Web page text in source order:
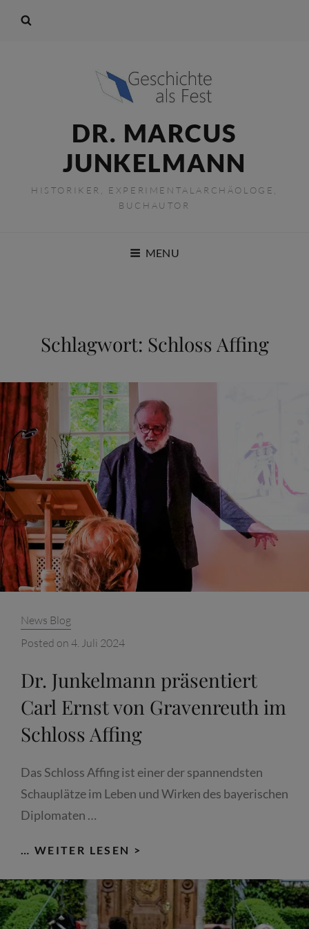
DR. MARCUS
JUNKELMANN
HISTORIKER, EXPERIMENTALARCHÄOLOGE,
BUCHAUTOR
MENU
Schlagwort: Schloss Affing
Categories:
News Blog
Posted on 4. Juli 2024
Dr. Junkelmann präsentiert
Carl Ernst von Gravenreuth im
Schloss Affing
Das Schloss Affing ist einer der spannendsten
Schauplätze im Leben und Wirken des bayerischen
Diplomaten …
… WEITER LESEN >
PRÄSENTIERT
CARL
ERNST